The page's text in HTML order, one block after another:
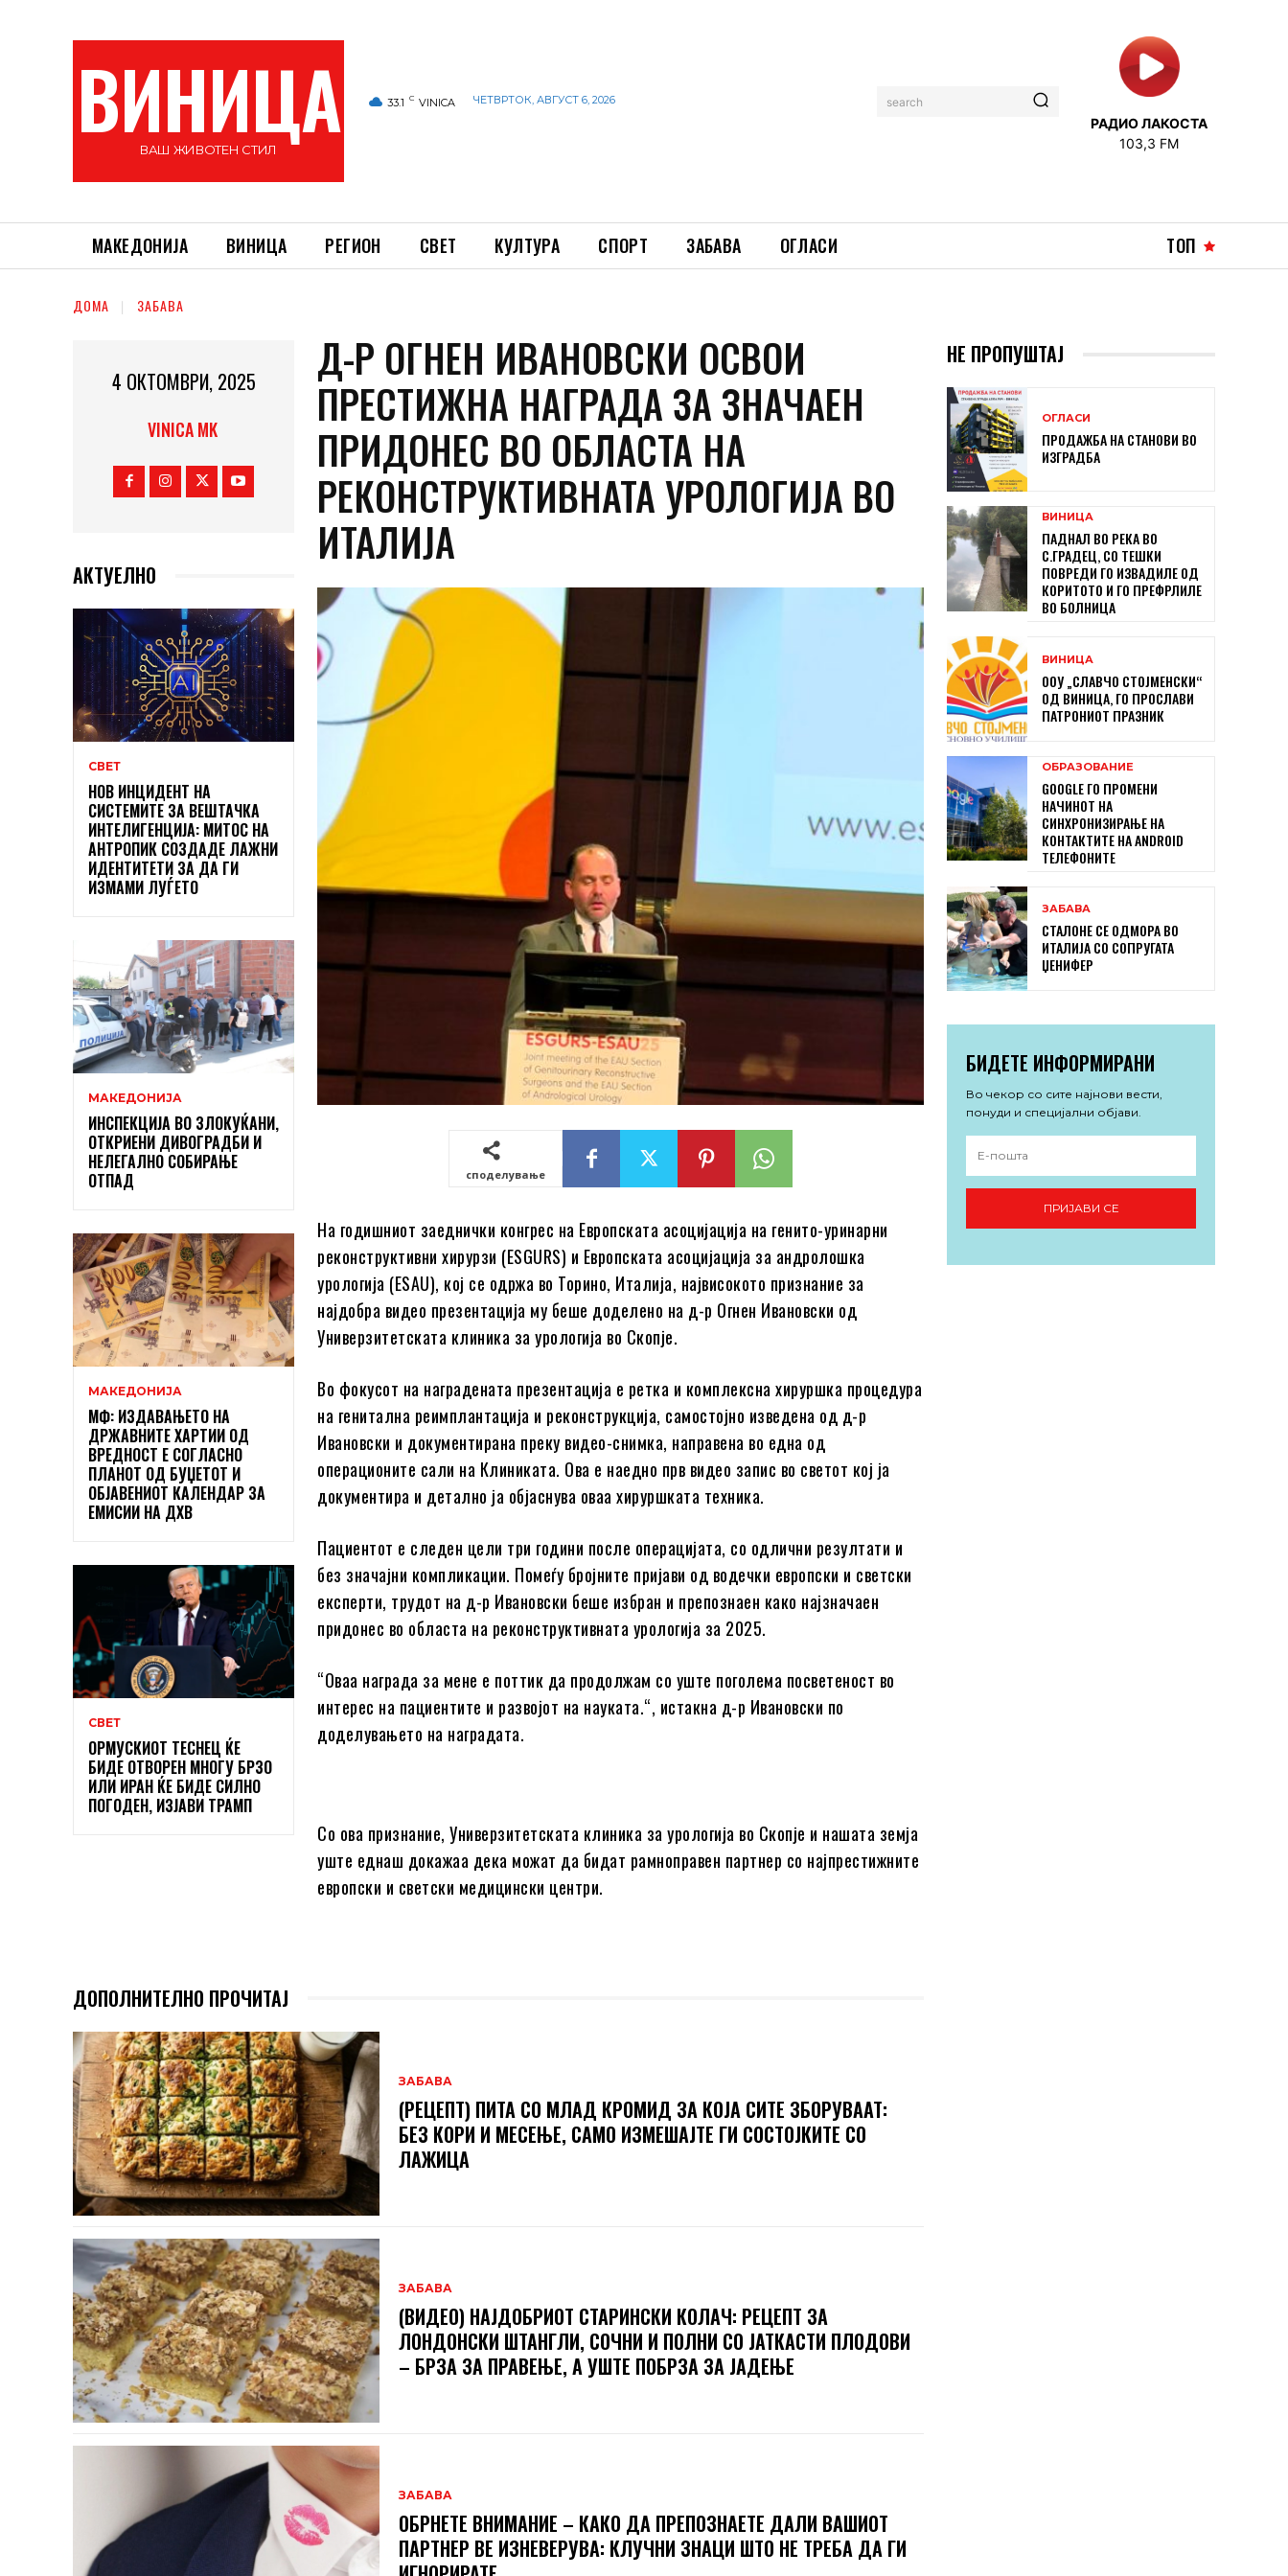
ВИНИЦА
ВАШ ЖИВОТЕН СТИЛ
33.1 C VINICA ЧЕТВРТОК, АВГУСТ 6, 2026 search
РАДИО ЛАКОСТА
103,3 FM
МАКЕДОНИЈА ВИНИЦА РЕГИОН СВЕТ КУЛТУРА СПОРТ ЗАБАВА ОГЛАСИ ТОП
ДОМА ЗАБАВА
4 ОКТОМВРИ, 2025
VINICA MK
АКТУЕЛНО
СВЕТ
НОВ ИНЦИДЕНТ НА
СИСТЕМИТЕ ЗА ВЕШТАЧКА
ИНТЕЛИГЕНЦИЈА: МИТОС НА
АНТРОПИК СОЗДАДЕ ЛАЖНИ
ИДЕНТИТЕТИ ЗА ДА ГИ
ИЗМАМИ ЛУЃЕТО
МАКЕДОНИЈА
ИНСПЕКЦИЈА ВО ЗЛОКУЌАНИ,
ОТКРИЕНИ ДИВОГРАДБИ И
НЕЛЕГАЛНО СОБИРАЊЕ
ОТПАД
МАКЕДОНИЈА
МФ: ИЗДАВАЊЕТО НА
ДРЖАВНИТЕ ХАРТИИ ОД
ВРЕДНОСТ Е СОГЛАСНО
ПЛАНОТ ОД БУЏЕТОТ И
ОБЈАВЕНИОТ КАЛЕНДАР ЗА
ЕМИСИИ НА ДХВ
СВЕТ
ОРМУСКИОТ ТЕСНЕЦ ЌЕ
БИДЕ ОТВОРЕН МНОГУ БРЗО
ИЛИ ИРАН ЌЕ БИДЕ СИЛНО
ПОГОДЕН, ИЗЈАВИ ТРАМП
Д-Р ОГНЕН ИВАНОВСКИ ОСВОИ
ПРЕСТИЖНА НАГРАДА ЗА ЗНАЧАЕН
ПРИДОНЕС ВО ОБЛАСТА НА
РЕКОНСТРУКТИВНАТА УРОЛОГИЈА ВО
ИТАЛИЈА
споделување
На годишниот заеднички конгрес на Европската асоцијација на генито-уринарни
реконструктивни хирурзи (ESGURS) и Европската асоцијација за андролошка
урологија (ESAU), кој се одржа во Торино, Италија, највисокото признание за
најдобра видео презентација му беше доделено на д-р Огнен Ивановски од
Универзитетската клиника за урологија во Скопје.
Во фокусот на наградената презентација е ретка и комплексна хируршка процедура
на генитална реимплантација и реконструкција, самостојно изведена од д-р
Ивановски и документирана преку видео-снимка, направена во една од
операционите сали на Клиниката. Ова е наедно прв видео запис во светот кој ја
документира и детално ја објаснува оваа хируршката техника.
Пациентот е следен цели три години после операцијата, со одлични резултати и
без значајни компликации. Помеѓу бројните пријави од водечки европски и светски
експерти, трудот на д-р Ивановски беше избран и препознаен како најзначаен
придонес во областа на реконструктивната урологија за 2025.
“Оваа награда за мене е поттик да продолжам со уште поголема посветеност во
интерес на пациентите и развојот на науката.“, истакна д-р Ивановски по
доделувањето на наградата.
Со ова признание, Универзитетската клиника за урологија во Скопје и нашата земја
уште еднаш докажаа дека можат да бидат рамноправен партнер со најпрестижните
европски и светски медицински центри.
ДОПОЛНИТЕЛНО ПРОЧИТАЈ
ЗАБАВА
(РЕЦЕПТ) ПИТА СО МЛАД КРОМИД ЗА КОЈА СИТЕ ЗБОРУВААТ:
БЕЗ КОРИ И МЕСЕЊЕ, САМО ИЗМЕШАЈТЕ ГИ СОСТОЈКИТЕ СО
ЛАЖИЦА
ЗАБАВА
(ВИДЕО) НАЈДОБРИОТ СТАРИНСКИ КОЛАЧ: РЕЦЕПТ ЗА
ЛОНДОНСКИ ШТАНГЛИ, СОЧНИ И ПОЛНИ СО ЈАТКАСТИ ПЛОДОВИ
– БРЗА ЗА ПРАВЕЊЕ, А УШТЕ ПОБРЗА ЗА ЈАДЕЊЕ
ЗАБАВА
ОБРНЕТЕ ВНИМАНИЕ – КАКО ДА ПРЕПОЗНАЕТЕ ДАЛИ ВАШИОТ
ПАРТНЕР ВЕ ИЗНЕВЕРУВА: КЛУЧНИ ЗНАЦИ ШТО НЕ ТРЕБА ДА ГИ
НЕ ПРОПУШТАЈ
ОГЛАСИ
ПРОДАЖБА НА СТАНОВИ ВО
ИЗГРАДБА
ВИНИЦА
ПАДНАЛ ВО РЕКА ВО
С.ГРАДЕЦ, СО ТЕШКИ
ПОВРЕДИ ГО ИЗВАДИЛЕ ОД
КОРИТОТО И ГО ПРЕФРЛИЛЕ
ВО БОЛНИЦА
ВИНИЦА
ООУ „СЛАВЧО СТОЈМЕНСКИ“
ОД ВИНИЦА, ГО ПРОСЛАВИ
ПАТРОНИОТ ПРАЗНИК
ОБРАЗОВАНИЕ
GOOGLE ГО ПРОМЕНИ
НАЧИНОТ НА
СИНХРОНИЗИРАЊЕ НА
КОНТАКТИТЕ НА ANDROID
ТЕЛЕФОНИТЕ
ЗАБАВА
СТАЛОНЕ СЕ ОДМОРА ВО
ИТАЛИЈА СО СОПРУГАТА
ЏЕНИФЕР
БИДЕТЕ ИНФОРМИРАНИ
Во чекор со сите најнови вести,
понуди и специјални објави.
ПРИЈАВИ СЕ